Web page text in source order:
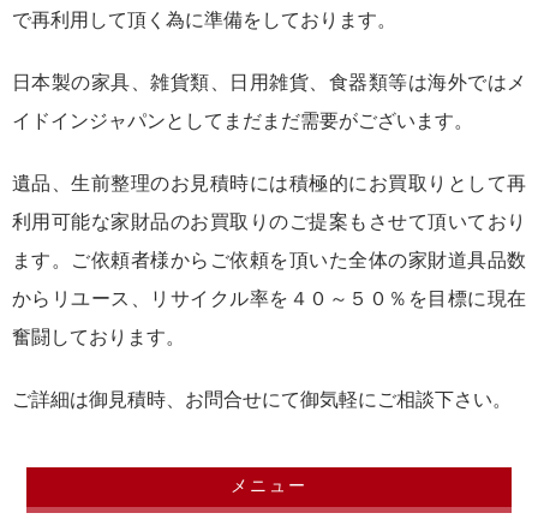
で再利用して頂く為に準備をしております。
日本製の家具、雑貨類、日用雑貨、食器類等は海外ではメ
イドインジャパンとしてまだまだ需要がございます。
遺品、生前整理のお見積時には積極的にお買取りとして再
利用可能な家財品のお買取りのご提案もさせて頂いており
ます。ご依頼者様からご依頼を頂いた全体の家財道具品数
からリユース、リサイクル率を４０～５０％を目標に現在
奮闘しております。
ご詳細は御見積時、お問合せにて御気軽にご相談下さい。
メニュー